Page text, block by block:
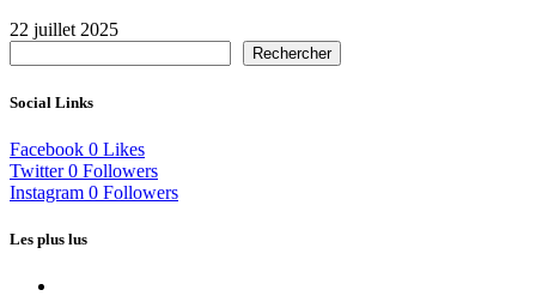
22 juillet 2025
Rechercher
Social Links
Facebook 0 Likes
Twitter 0 Followers
Instagram 0 Followers
Les plus lus